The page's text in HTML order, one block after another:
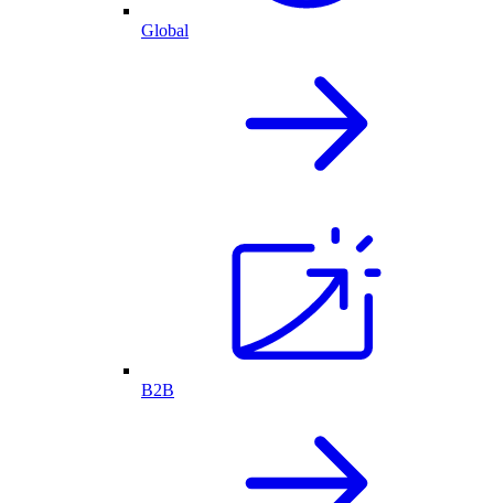
Global
B2B